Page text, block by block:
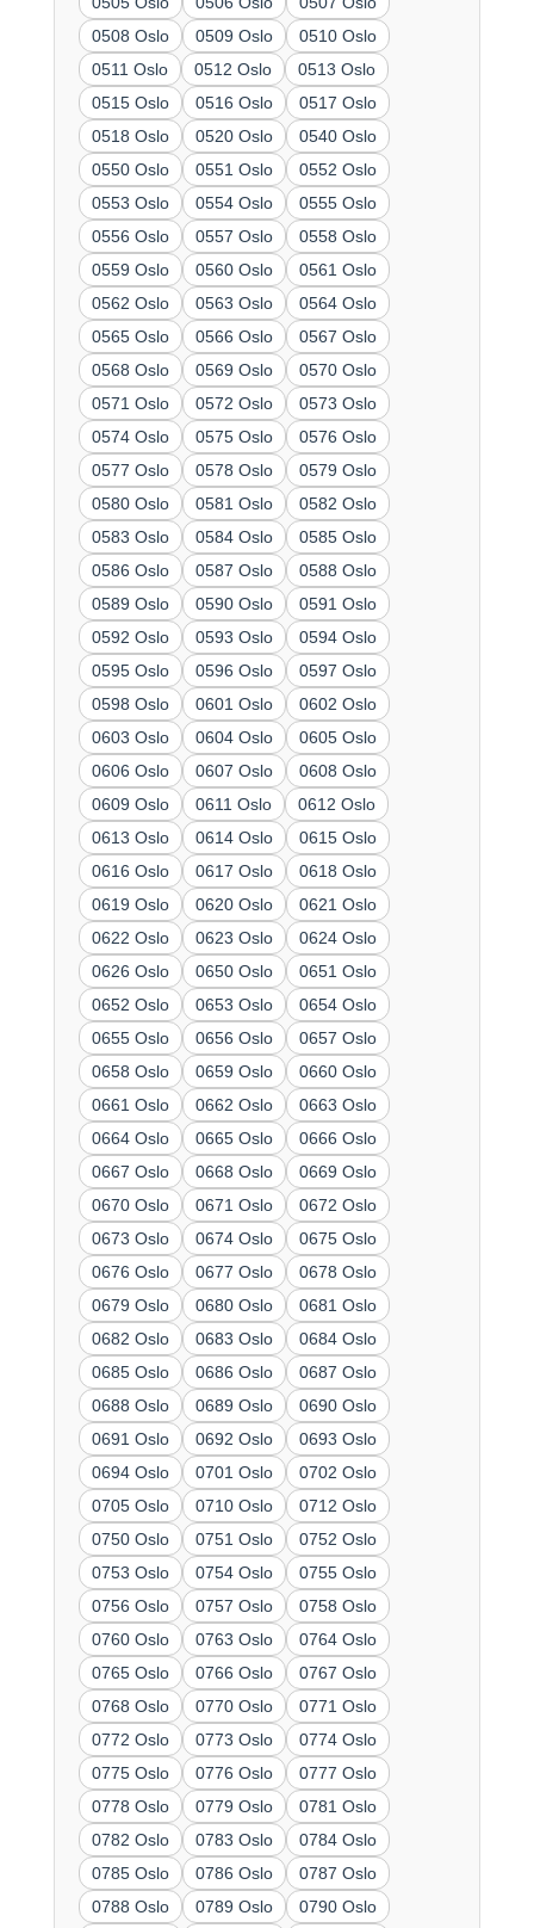
0508 Oslo
0509 Oslo
0510 Oslo
0511 Oslo
0512 Oslo
0513 Oslo
0515 Oslo
0516 Oslo
0517 Oslo
0518 Oslo
0520 Oslo
0540 Oslo
0550 Oslo
0551 Oslo
0552 Oslo
0553 Oslo
0554 Oslo
0555 Oslo
0556 Oslo
0557 Oslo
0558 Oslo
0559 Oslo
0560 Oslo
0561 Oslo
0562 Oslo
0563 Oslo
0564 Oslo
0565 Oslo
0566 Oslo
0567 Oslo
0568 Oslo
0569 Oslo
0570 Oslo
0571 Oslo
0572 Oslo
0573 Oslo
0574 Oslo
0575 Oslo
0576 Oslo
0577 Oslo
0578 Oslo
0579 Oslo
0580 Oslo
0581 Oslo
0582 Oslo
0583 Oslo
0584 Oslo
0585 Oslo
0586 Oslo
0587 Oslo
0588 Oslo
0589 Oslo
0590 Oslo
0591 Oslo
0592 Oslo
0593 Oslo
0594 Oslo
0595 Oslo
0596 Oslo
0597 Oslo
0598 Oslo
0601 Oslo
0602 Oslo
0603 Oslo
0604 Oslo
0605 Oslo
0606 Oslo
0607 Oslo
0608 Oslo
0609 Oslo
0611 Oslo
0612 Oslo
0613 Oslo
0614 Oslo
0615 Oslo
0616 Oslo
0617 Oslo
0618 Oslo
0619 Oslo
0620 Oslo
0621 Oslo
0622 Oslo
0623 Oslo
0624 Oslo
0626 Oslo
0650 Oslo
0651 Oslo
0652 Oslo
0653 Oslo
0654 Oslo
0655 Oslo
0656 Oslo
0657 Oslo
0658 Oslo
0659 Oslo
0660 Oslo
0661 Oslo
0662 Oslo
0663 Oslo
0664 Oslo
0665 Oslo
0666 Oslo
0667 Oslo
0668 Oslo
0669 Oslo
0670 Oslo
0671 Oslo
0672 Oslo
0673 Oslo
0674 Oslo
0675 Oslo
0676 Oslo
0677 Oslo
0678 Oslo
0679 Oslo
0680 Oslo
0681 Oslo
0682 Oslo
0683 Oslo
0684 Oslo
0685 Oslo
0686 Oslo
0687 Oslo
0688 Oslo
0689 Oslo
0690 Oslo
0691 Oslo
0692 Oslo
0693 Oslo
0694 Oslo
0701 Oslo
0702 Oslo
0705 Oslo
0710 Oslo
0712 Oslo
0750 Oslo
0751 Oslo
0752 Oslo
0753 Oslo
0754 Oslo
0755 Oslo
0756 Oslo
0757 Oslo
0758 Oslo
0760 Oslo
0763 Oslo
0764 Oslo
0765 Oslo
0766 Oslo
0767 Oslo
0768 Oslo
0770 Oslo
0771 Oslo
0772 Oslo
0773 Oslo
0774 Oslo
0775 Oslo
0776 Oslo
0777 Oslo
0778 Oslo
0779 Oslo
0781 Oslo
0782 Oslo
0783 Oslo
0784 Oslo
0785 Oslo
0786 Oslo
0787 Oslo
0788 Oslo
0789 Oslo
0790 Oslo